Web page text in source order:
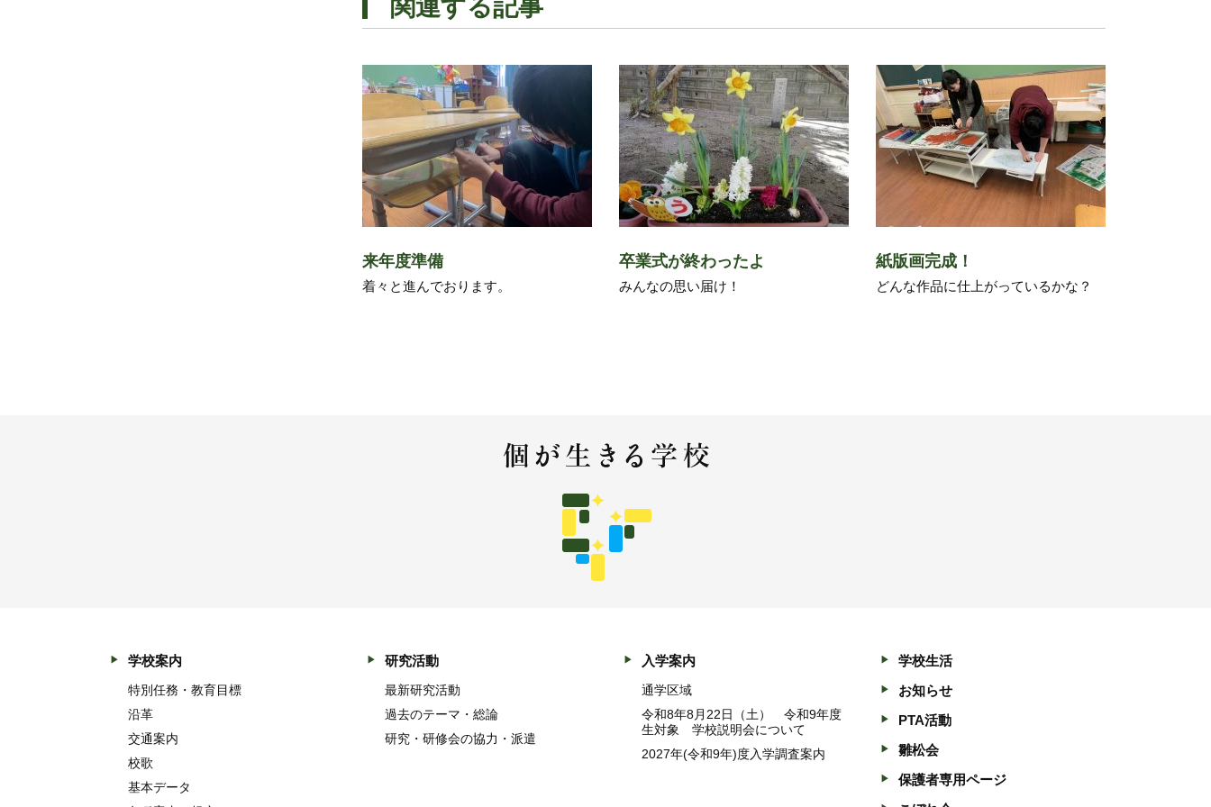
関連する記事
来年度準備
着々と進んでおります。
卒業式が終わったよ
みんなの思い届け！
紙版画完成！
どんな作品に仕上がっているかな？
学校案内
特別任務・教育目標
沿革
交通案内
校歌
基本データ
研究活動
最新研究活動
過去のテーマ・総論
研究・研修会の協力・派遣
入学案内
通学区域
令和8年8月22日（土） 令和9年度
生対象 学校説明会について
2027年(令和9年)度入学調査案内
学校生活
お知らせ
PTA活動
雛松会
保護者専用ページ